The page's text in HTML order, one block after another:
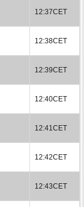
12:37CET
12:38CET
12:39CET
12:40CET
12:41CET
12:42CET
12:43CET